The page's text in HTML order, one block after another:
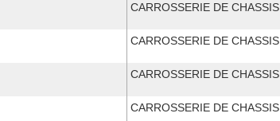
CARROSSERIE DE CHASSIS
CARROSSERIE DE CHASSIS
CARROSSERIE DE CHASSIS
CARROSSERIE DE CHASSIS